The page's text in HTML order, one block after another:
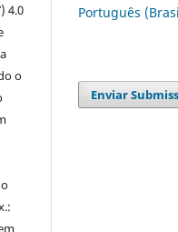
4.0
o
Português
Enviar